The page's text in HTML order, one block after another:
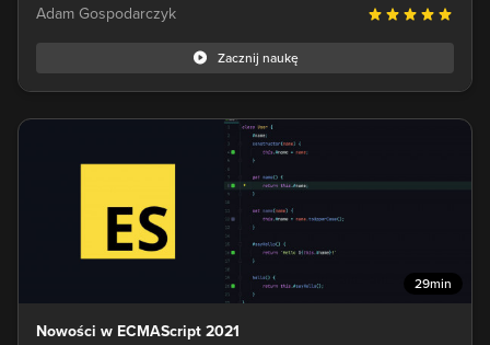
Adam Gospodarczyk
Zacznij naukę
29min
Nowości w ECMAScript 2021